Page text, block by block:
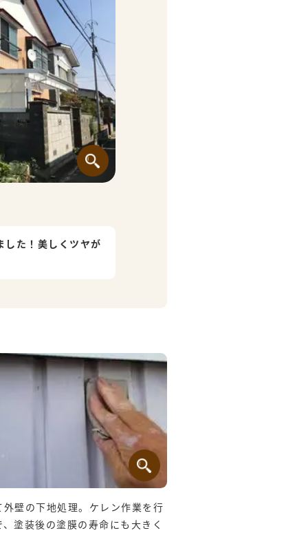
した！美しくツヤが
壁の下地処理。ケレン作業を行
、塗装後の塗膜の寿命にも大きく